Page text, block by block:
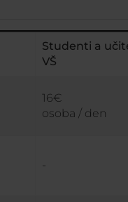
Studenti a
VŠ
16€
osoba / den
-